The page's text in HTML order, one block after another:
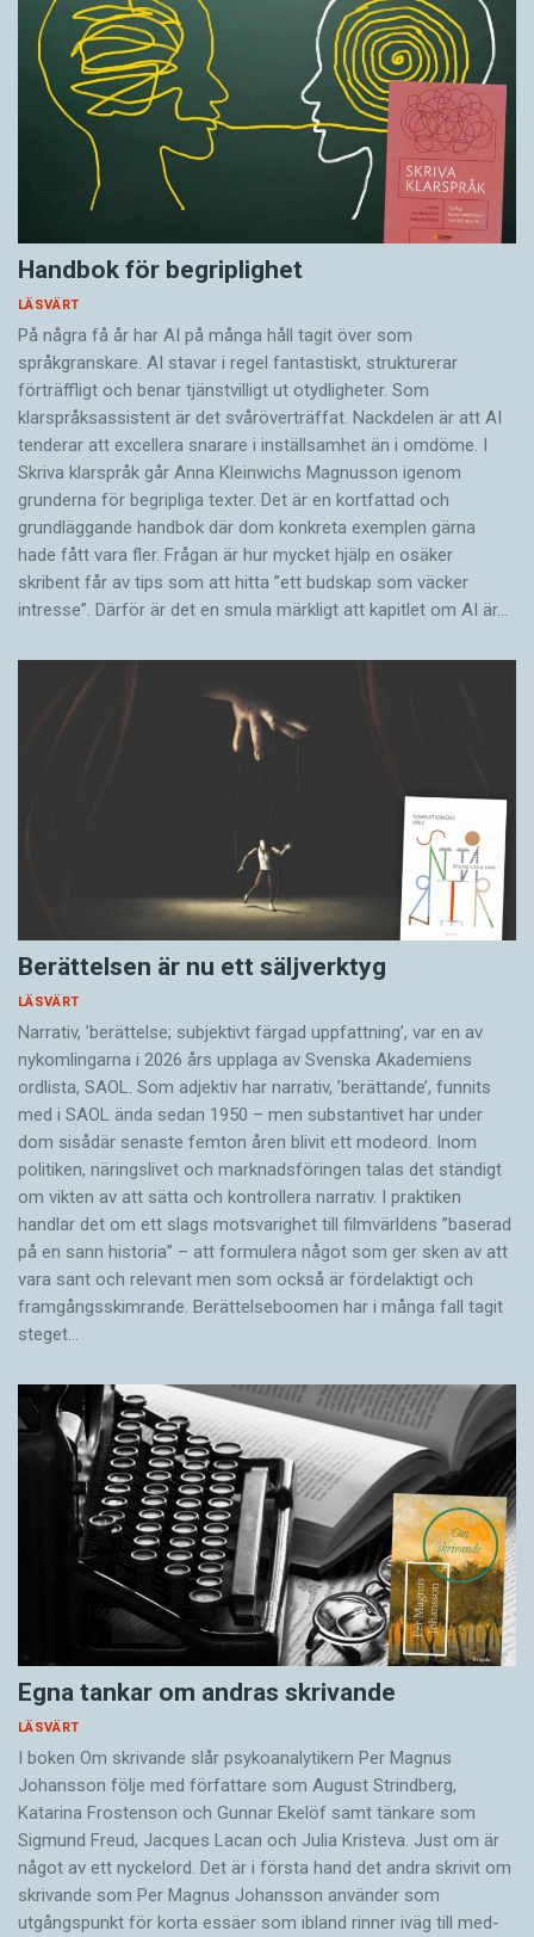
Handbok för begriplighet
LÄSVÄRT
På några få år har AI på många håll tagit över som
språkgranskare. AI stavar i regel fantastiskt, strukturerar
förträffligt och benar tjänstvilligt ut otydligheter. Som
klarspråksassistent är det svår­överträffat. Nack­delen är att AI
tenderar att excellera snarare i inställsamhet än i omdöme. I
Skriva klarspråk går Anna Kleinwichs Magnusson igenom
grunderna för begripliga texter. Det är en kortfattad och
grundläggande handbok där dom konkreta exemplen gärna
hade fått vara fler. Frågan är hur mycket hjälp en osäker
skribent får av tips som att hitta ”ett budskap som väcker
intresse”. Därför är det en smula märkligt att kapitlet om AI är…
Berättelsen är nu ett säljverktyg
LÄSVÄRT
Narrativ, ’berättelse; subjektivt färgad uppfattning’, var en av
nykomlingarna i 2026 års upplaga av Svenska Akademiens
ordlista, SAOL. Som adjektiv har narrativ, ’berättande’, funnits
med i SAOL ända sedan 1950 – men substantivet har under
dom sisådär senaste femton åren blivit ett modeord. Inom
politiken, näringslivet och marknadsföringen talas det ständigt
om vikten av att sätta och kontrollera narrativ. I praktiken
handlar det om ett slags motsvarighet till filmvärldens ”baserad
på en sann historia” – att formulera något som ger sken av att
vara sant och ­relevant men som också är fördelaktigt och
framgångsskimrande. Berättelseboomen har i många fall tagit
steget…
Egna tankar om andras skrivande
LÄSVÄRT
I boken Om skrivande slår psykoanalytikern Per Magnus
Johansson följe med författare som August Strindberg,
Katarina Frostenson och Gunnar Ekelöf samt tänkare som
Sigmund Freud, Jacques Lacan och Julia Kristeva. Just om är
något av ett nyckelord. Det är i första hand det andra skrivit om
skrivande som Per Magnus Johansson använder som
utgångspunkt för korta essäer som ibland rinner iväg till med­